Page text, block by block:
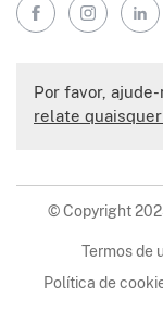
FacebookInstagram
Por favor,
relate
© Copyright
Termos de
Política de